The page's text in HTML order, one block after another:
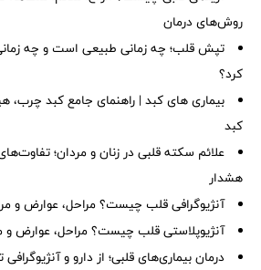
روش‌های درمان
تپش قلب؛ چه زمانی طبیعی است و چه
کرد؟
بیماری های کبد | راهنمای جامع کبد چرب،
کبد
علائم سکته قلبی در زنان و مردان؛
هشدار
آنژیوگرافی قلب چیست؟ مراحل، عوارض و
آنژیوپلاستی قلب چیست؟ مراحل، عوارض و
درمان بیماری‌های قلبی؛ از دارو و